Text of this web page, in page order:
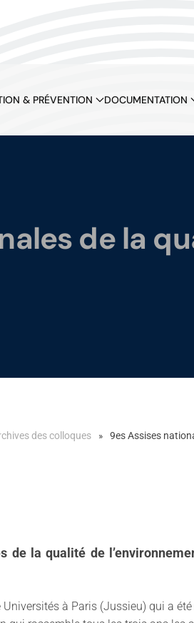
& PRÉVENTION DOCUMENTATION
de la
des colloques 9es Assises
de la qualité de
Universités à Paris (Jussieu) qui a